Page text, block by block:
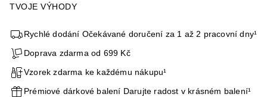
TVOJE VÝHODY
Rychlé dodání Očekávané doručení za 1 až 2 pracovní dny¹
Doprava zdarma od 699 Kč
Vzorek zdarma ke každému nákupu¹
Prémiové dárkové balení Darujte radost v krásném balení¹